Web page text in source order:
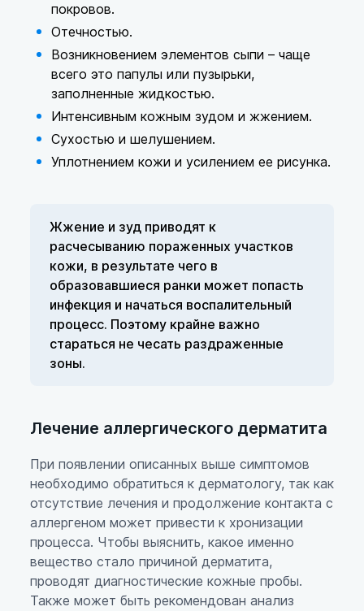
покровов.
Отечностью.
Возникновением элементов сыпи – чаще
всего это папулы или пузырьки,
заполненные жидкостью.
Интенсивным кожным зудом и жжением.
Сухостью и шелушением.
Уплотнением кожи и усилением ее рисунка.
Жжение и зуд приводят к
расчесыванию пораженных участков
кожи, в результате чего в
образовавшиеся ранки может попасть
инфекция и начаться воспалительный
процесс. Поэтому крайне важно
стараться не чесать раздраженные
зоны.
Лечение аллергического дерматита
При появлении описанных выше симптомов
необходимо обратиться к дерматологу, так как
отсутствие лечения и продолжение контакта с
аллергеном может привести к хронизации
процесса. Чтобы выяснить, какое именно
вещество стало причиной дерматита,
проводят диагностические кожные пробы.
Также может быть рекомендован анализ